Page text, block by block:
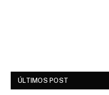
ÚLTIMOS POST